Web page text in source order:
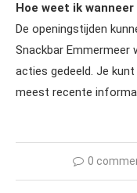
Hoe weet ik
De openingstijden
Snackbar Emmermeer
acties gedeeld. Je
meest recente
0